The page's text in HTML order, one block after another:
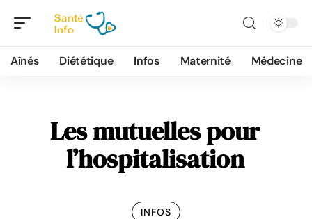
Aînés Diététique Infos Maternité Médecine
Les mutuelles pour
l’hospitalisation
INFOS